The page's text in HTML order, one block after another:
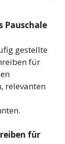
Pauschale
gestellte
für
relevanten
für